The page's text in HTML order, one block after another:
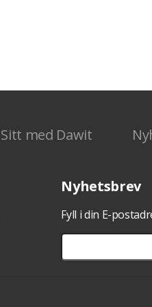
Sitt med Dawit
Nyhetsbrev
Fyll i din E-